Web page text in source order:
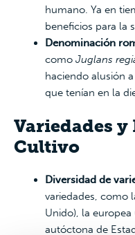
humano. Ya en
beneficios para la
Denominación
como Juglans
haciendo alusión
que tenían en la
Variedades y
Cultivo
Diversidad de
variedades, como
Unido), la europea
autóctona de